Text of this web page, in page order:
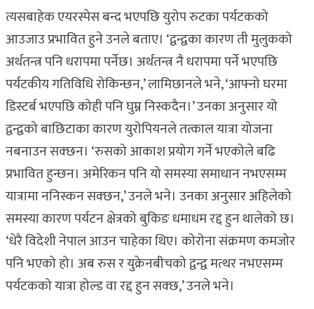
त्यसबाहेक एयरस्पेस बन्द भएपछि युरोप रुटका पर्यटकको
आउजाउ प्रभावित हुने उनले बताए। ‘द्वन्द्वका कारण ती मुलुकको
अर्थतन्त्र पनि धरापमा पर्नेछ। अर्थतन्त्र नै धरापमा पर्ने भएपछि
पर्यटकीय गतिविधि रोकिन्छन,’ लामिछानले भने, ‘आफ्नो घरमा
डिस्टर्ब भएपछि कोही पनि घुम्न निस्कदैन।’ उनका अनुसार यो
द्वन्द्वको बाछिटाका कारण युरोपियनले तत्काल यात्रा योजना
नबनाउन सक्छन। ‘रुसको आकाश प्रयोग गर्ने भएकोले बढि
प्रभावित हुन्छन। अमेरिकन पनि यो समस्या समाधान नभएसम्म
यात्रामा ननिस्कन सक्छन,’ उनले भने। उनका अनुसार अहिलेको
समस्या कारण पर्यटन क्षेत्रको बुकिङ धमाधम रद्द हुन थालेको छ।
‘धेरै विदेशी नेपाल आउन चाहेका थिए। कोरोना संक्रमण कमजोर
पनि भएको हो। अब रुस र युक्रेनबीचको द्वन्द्व मत्थर नभएसम्म
पर्यटकको यात्रा होल्ड वा रद्द हुन सक्छ,’ उनले भने।